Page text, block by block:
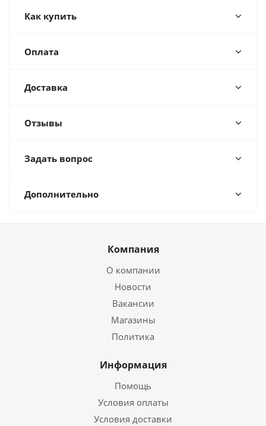
Как купить
Оплата
Доставка
Отзывы
Задать вопрос
Дополнительно
Компания
О компании
Новости
Вакансии
Магазины
Политика
Информация
Помощь
Условия оплаты
Условия доставки